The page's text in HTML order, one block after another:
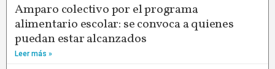
Amparo colectivo por el programa
alimentario escolar: se convoca a quienes
puedan estar alcanzados
Leer más »